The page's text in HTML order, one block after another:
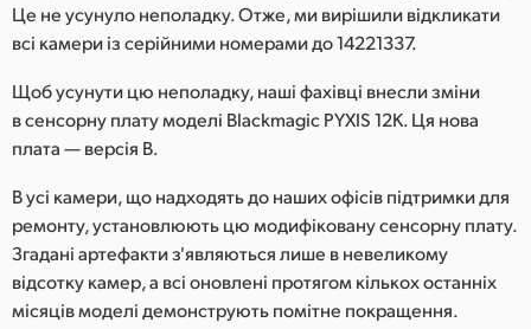
Mexico
Netherlands
Norway
Poland
Це не усунуло неполадку. Отже, ми вирішили відкликати
всі камери із серійними номерами до 14221337.
Щоб усунути цю неполадку, наші фахівці внесли зміни
в сенсорну плату моделі Blackmagic PYXIS 12K. Ця нова
плата — версія B.
В усі камери, що надходять до наших офісів підтримки для
ремонту, установлюють цю модифіковану сенсорну плату.
Згадані артефакти з'являються лише в невеликому
відсотку камер, а всі оновлені протягом кількох останніх
місяців моделі демонструють помітне покращення.